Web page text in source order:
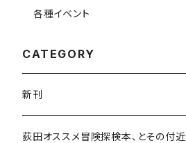
各種イベント
CATEGORY
新刊
和書
荻田オススメ冒険探検本、とその付近